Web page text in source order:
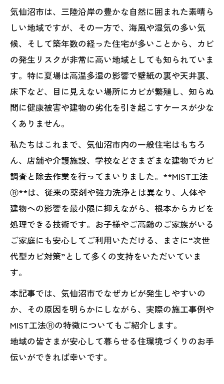
気仙沼市は、三陸沿岸の豊かな自然に囲まれた素晴ら
しい地域ですが、その一方で、海風や湿気の多い気
候、そして築年数の経った住宅が多いことから、カビ
の発生リスクが非常に高い地域としても知られていま
す。特に夏場は高温多湿の影響で壁紙の裏や天井裏、
床下など、目に見えない場所にカビが繁殖し、知らぬ
間に健康被害や建物の劣化を引き起こすケースが少な
くありません。
私たちはこれまで、気仙沼市内の一般住宅はもちろ
ん、店舗や介護施設、学校などさまざまな建物でカビ
調査と除去作業を行ってまいりました。**MIST工法
Ⓡ**は、従来の薬剤や強力洗浄とは異なり、人体や
建物への影響を最小限に抑えながら、根本からカビを
処理できる技術です。お子様やご高齢のご家族がいる
ご家庭にも安心してご利用いただける、まさに“次世
代型カビ対策”として多くの支持をいただいていま
す。
本記事では、気仙沼市でなぜカビが発生しやすいの
か、その原因を明らかにしながら、実際の施工事例や
MIST工法Ⓡの特徴についてもご紹介します。
地域の皆さまが安心して暮らせる住環境づくりのお手
伝いができれば幸いです。